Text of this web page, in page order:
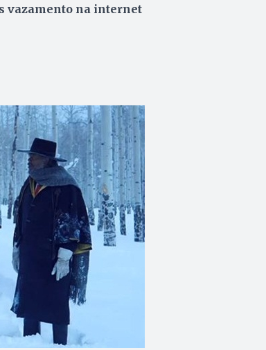
vazamento na internet